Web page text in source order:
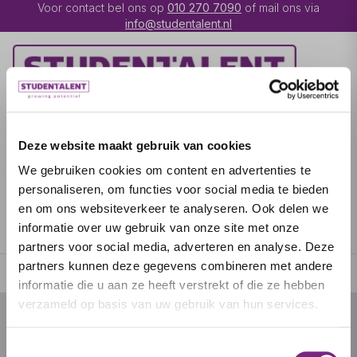
Deze website maakt gebruik van cookies
We gebruiken cookies om content en advertenties te
personaliseren, om functies voor social media te bieden
en om ons websiteverkeer te analyseren. Ook delen we
informatie over uw gebruik van onze site met onze
partners voor social media, adverteren en analyse. Deze
partners kunnen deze gegevens combineren met andere
informatie die u aan ze heeft verstrekt of die ze hebben
verzameld op basis van uw gebruik van hun services.
Voor contact bel ons op 010 270 7090 of mail ons via
info@studentalent.nl
UITZENDKRACHT
IK BEN WERKGEVER OVER STUDENTALENT
SPECIALISATIES